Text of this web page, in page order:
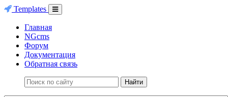
Templates
Главная
NGcms
Форум
Документация
Обратная связь
Найти